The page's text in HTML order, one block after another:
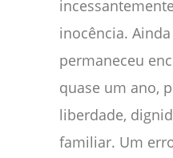
inocência.
permaneceu
quase um ano,
liberdade,
familiar. Um